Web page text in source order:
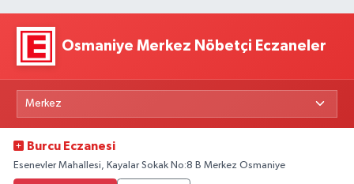
Osmaniye Merkez Nöbetçi Eczaneler
Burcu Eczanesi
Esenevler Mahallesi, Kayalar Sokak No:8 B Merkez Osmaniye